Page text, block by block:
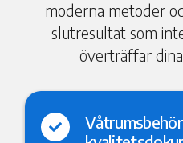
moderna metoder
slutresultat som
överträffar
